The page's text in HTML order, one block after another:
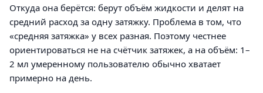
Откуда она берётся: берут объём жидкости и делят на
средний расход за одну затяжку. Проблема в том, что
«средняя затяжка» у всех разная. Поэтому честнее
ориентироваться не на счётчик затяжек, а на объём: 1–
2 мл умеренному пользователю обычно хватает
примерно на день.